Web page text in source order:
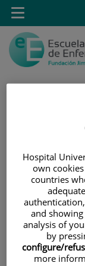
Saltar al contenido
Toggle
navigation
INICIO|
JUNTA DE
Hospital
own
countries
and
analysis of
by
configure/
more